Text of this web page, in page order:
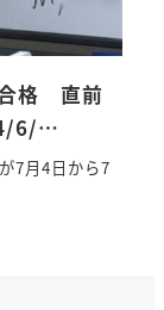
格 直前
6/…
7月4日から7